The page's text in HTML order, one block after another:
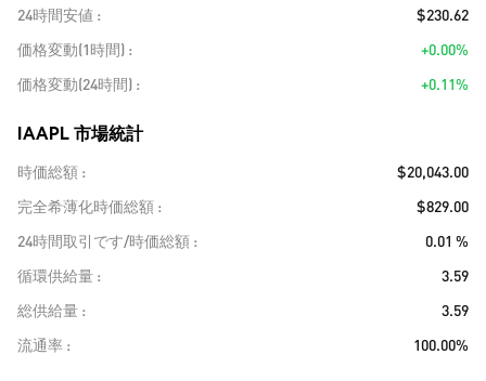
24時間安値
$230.62
価格変動(1時間)
+0.00%
価格変動(24時間)
+0.11%
IAAPL 市場統計
時価総額
$20,043.00
完全希薄化時価総額
$829.00
24時間取引です/時価総額
0.01 %
循環供給量
3.59
総供給量
3.59
流通率
100.00%